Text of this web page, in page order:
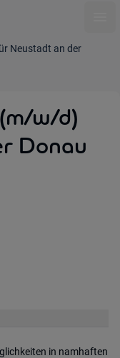
Neustadt an der
w/d)
Donau
in namhaften